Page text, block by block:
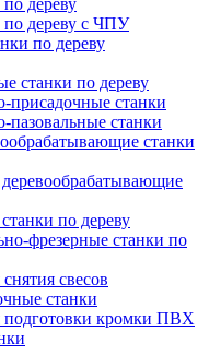
дереву
по дереву с ЧПУ
по дереву
станки по дереву
присадочные станки
пазовальные станки
станки
по дереву
фрезерные станки по
свесов
станки
подготовки кромки ПВХ